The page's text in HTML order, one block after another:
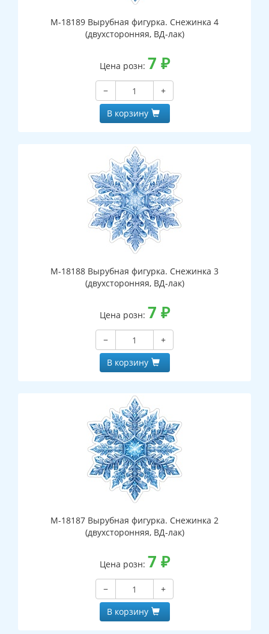
М-18189 Вырубная фигурка. Снежинка 4
(двухсторонняя, ВД-лак)
Цена розн: 7 ₽
−
+
В корзину
М-18188 Вырубная фигурка. Снежинка 3
(двухсторонняя, ВД-лак)
Цена розн: 7 ₽
−
+
В корзину
М-18187 Вырубная фигурка. Снежинка 2
(двухсторонняя, ВД-лак)
Цена розн: 7 ₽
−
+
В корзину